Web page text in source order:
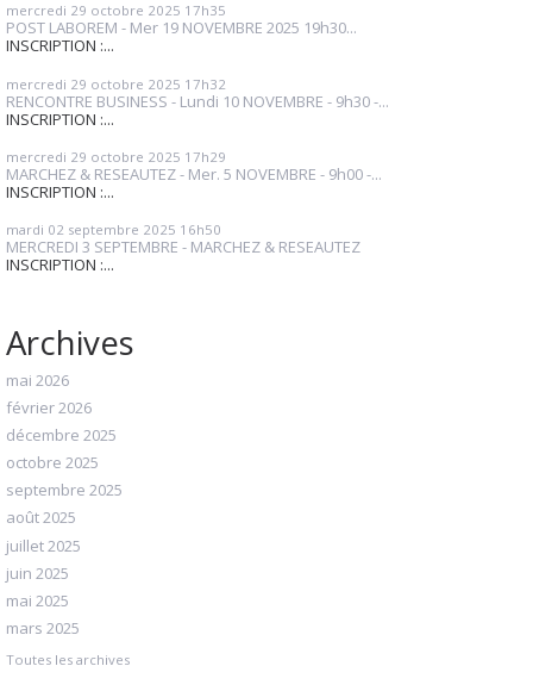
mercredi 29 octobre 2025 17h35
POST LABOREM - Mer 19 NOVEMBRE 2025 19h30...
INSCRIPTION :...
mercredi 29 octobre 2025 17h32
RENCONTRE BUSINESS - Lundi 10 NOVEMBRE - 9h30 -...
INSCRIPTION :...
mercredi 29 octobre 2025 17h29
MARCHEZ & RESEAUTEZ - Mer. 5 NOVEMBRE - 9h00 -...
INSCRIPTION :...
mardi 02 septembre 2025 16h50
MERCREDI 3 SEPTEMBRE - MARCHEZ & RESEAUTEZ
INSCRIPTION :...
Archives
mai 2026
février 2026
décembre 2025
octobre 2025
septembre 2025
août 2025
juillet 2025
juin 2025
mai 2025
mars 2025
Toutes les archives